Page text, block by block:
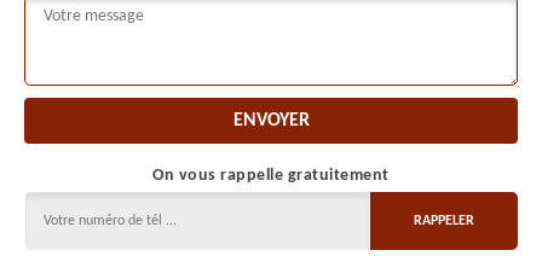
On vous rappelle gratuitement